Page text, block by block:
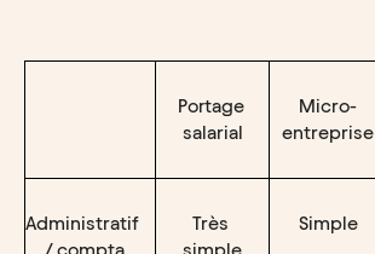
Portage
salarial
Micro-
entreprise
Administratif
/ compta
Très
simple
Simple